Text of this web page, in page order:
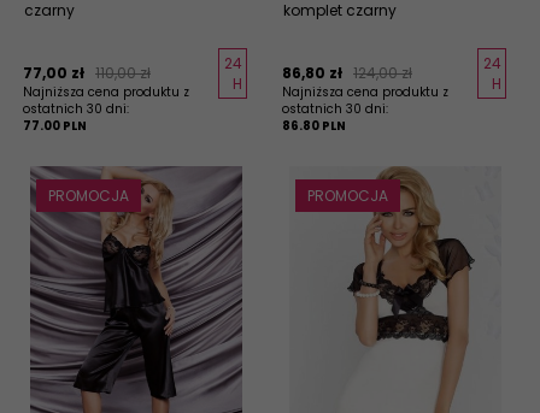
czarny
77,00 zł 110,00 zł
Najniższa cena produktu z
ostatnich 30 dni:
77.00 PLN
24
H
komplet czarny
86,80 zł 124,00 zł
Najniższa cena produktu z
ostatnich 30 dni:
86.80 PLN
24
H
PROMOCJA PROMOCJA